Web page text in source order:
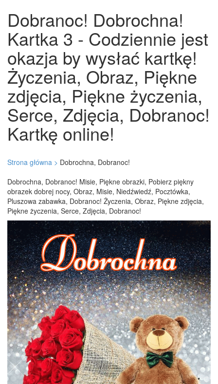
Dobranoc! Dobrochna!
Kartka 3 - Codziennie jest
okazja by wysłać kartkę!
Życzenia, Obraz, Piękne
zdjęcia, Piękne życzenia,
Serce, Zdjęcia, Dobranoc!
Kartkę online!
Strona główna > Dobrochna, Dobranoc!
Dobrochna, Dobranoc! Misie, Piękne obrazki, Pobierz piękny
obrazek dobrej nocy, Obraz, Misie, Niedźwiedź, Pocztówka,
Pluszowa zabawka, Dobranoc! Życzenia, Obraz, Piękne zdjęcia,
Piękne życzenia, Serce, Zdjęcia, Dobranoc!